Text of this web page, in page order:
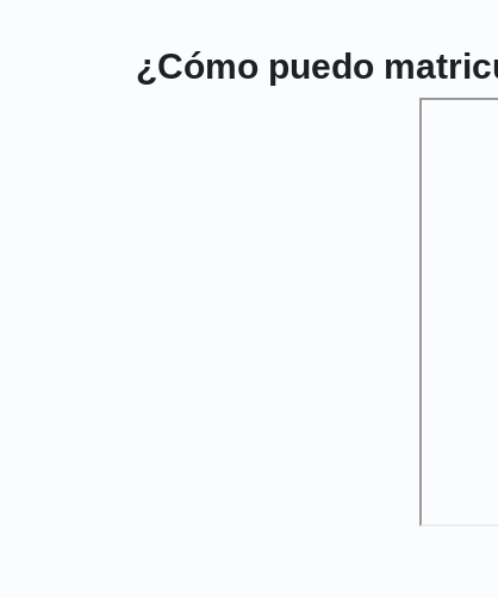
¿Cómo puedo